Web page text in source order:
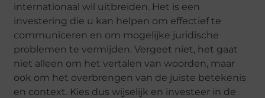
internationaal wil uitbreiden. Het is een
investering die u kan helpen om effectief te
communiceren en om mogelijke juridische
problemen te vermijden. Vergeet niet, het gaat
niet alleen om het vertalen van woorden, maar
ook om het overbrengen van de juiste betekenis
en context. Kies dus wijselijk en investeer in de